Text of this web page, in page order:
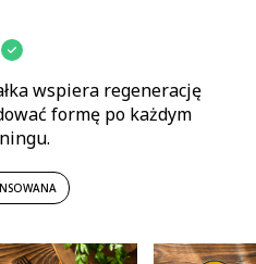
wspiera regenerację
formę po każdym